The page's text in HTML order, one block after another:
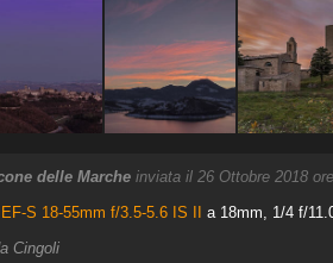
delle Marche inviata il 26 Ottobre 2018
S 18-55mm f/3.5-5.6 IS II a 18mm, 1/4 f/
Cingoli